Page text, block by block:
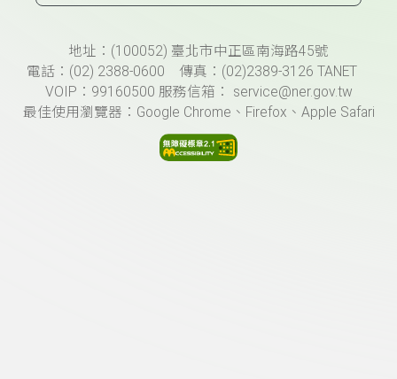
頁尾資訊地址：(100052) 臺北市中正區南海路45號
電話：(02) 2388-0600 傳真：(02)2389-3126 TANET
VOIP：99160500 服務信箱： service@ner.gov.tw
最佳使用瀏覽器：Google Chrome、Firefox、Apple Safari